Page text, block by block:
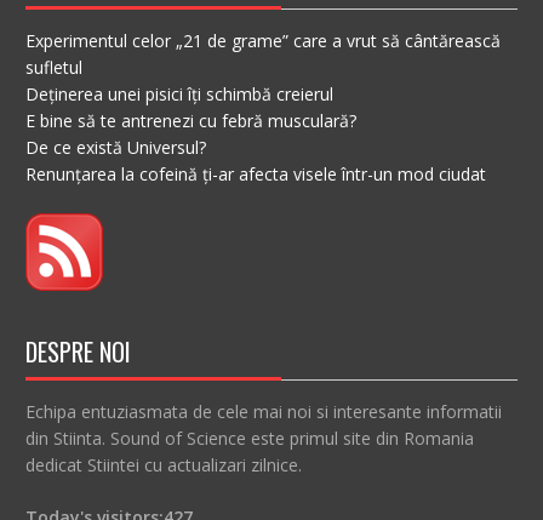
Experimentul celor „21 de grame” care a vrut să cântărească
sufletul
Deținerea unei pisici îți schimbă creierul
E bine să te antrenezi cu febră musculară?
De ce există Universul?
Renunțarea la cofeină ți-ar afecta visele într-un mod ciudat
DESPRE NOI
Echipa entuziasmata de cele mai noi si interesante informatii
din Stiinta. Sound of Science este primul site din Romania
dedicat Stiintei cu actualizari zilnice.